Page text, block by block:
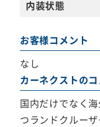
内装状態
お客様コメント
なし
カーネクストの
国内だけでなく
つランドクルー